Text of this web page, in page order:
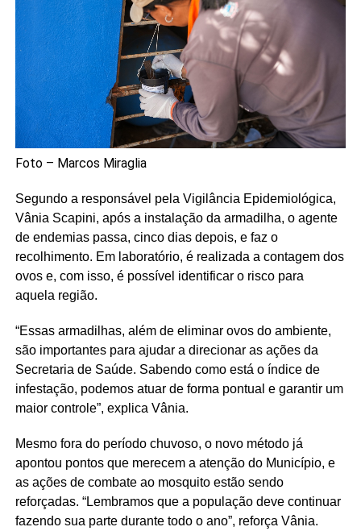
Foto – Marcos Miraglia
Segundo a responsável pela Vigilância Epidemiológica,
Vânia Scapini, após a instalação da armadilha, o agente
de endemias passa, cinco dias depois, e faz o
recolhimento. Em laboratório, é realizada a contagem dos
ovos e, com isso, é possível identificar o risco para
aquela região.
“Essas armadilhas, além de eliminar ovos do ambiente,
são importantes para ajudar a direcionar as ações da
Secretaria de Saúde. Sabendo como está o índice de
infestação, podemos atuar de forma pontual e garantir um
maior controle”, explica Vânia.
Mesmo fora do período chuvoso, o novo método já
apontou pontos que merecem a atenção do Município, e
as ações de combate ao mosquito estão sendo
reforçadas. “Lembramos que a população deve continuar
fazendo sua parte durante todo o ano”, reforça Vânia.